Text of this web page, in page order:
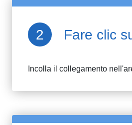
Fare clic
Incolla il collegamento